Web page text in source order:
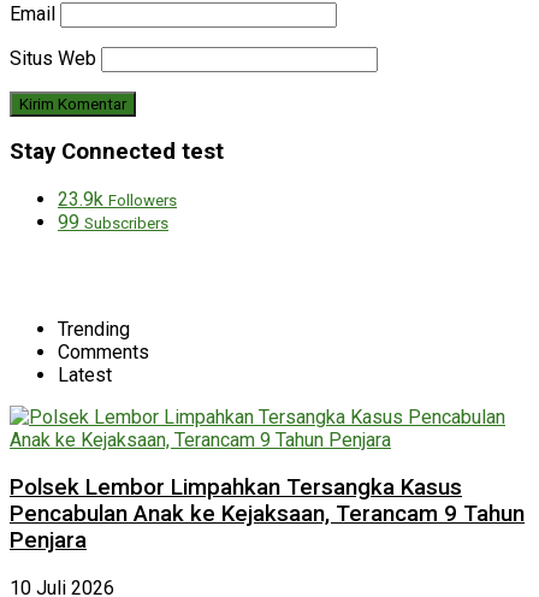
Email
Situs Web
Stay Connected test
23.9k Followers
99 Subscribers
Trending
Comments
Latest
Polsek Lembor Limpahkan Tersangka Kasus
Pencabulan Anak ke Kejaksaan, Terancam 9 Tahun
Penjara
10 Juli 2026